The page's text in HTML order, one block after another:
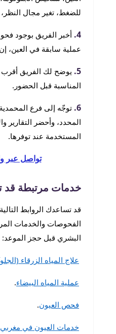
للضغط، تغير مجال
4. أخبر الفريق بوجود
عملية سابقة في العين،
5. يوضح لك الفريق أقرب
المناسبة قبل الحضور.
6. توجّه إلى فرع
المحدد، وأحضر التقارير
المستخدمة عند توفرها.
تواصل عبر
خدمات مرتبطة قد
قد تساعدك الروابط
الفحوصات والخدمات
البشري قبل حجز الموعد:
علاج المياه الزرقاء
عملية المياه البيضاء.
فحص العيون.
خدمات العيون في